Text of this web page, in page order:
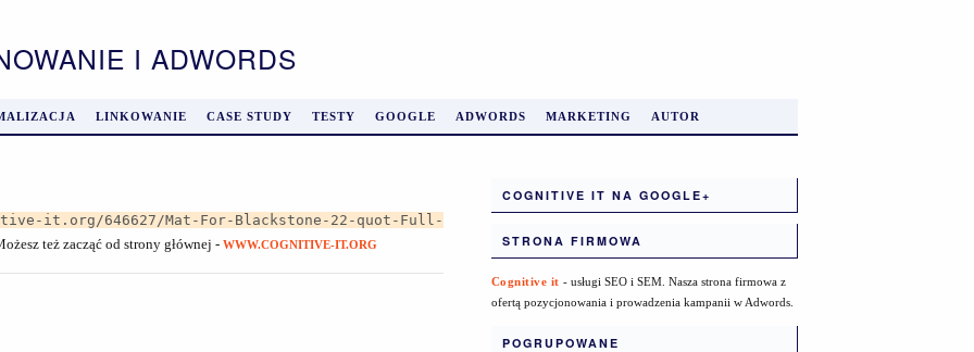
I ADWORDS
LINKOWANIE CASE STUDY TESTY GOOGLE ADWORDS MARKETING AUTOR
it.org/646627/Mat-For-Blackstone-22-quot-Full-
też zacząć od strony głównej - WWW.COGNITIVE-IT.ORG
COGNITIVE IT NA GOOGLE+
STRONA FIRMOWA
Cognitive it - usługi SEO i SEM. Nasza strona firmowa z
ofertą pozycjonowania i prowadzenia kampanii w Adwords.
POGRUPOWANE